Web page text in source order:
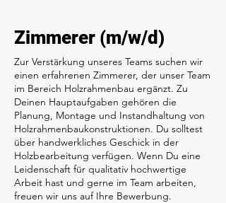
Zimmerer (m/w/d)
Zur Verstärkung unseres Teams suchen wir
einen erfahrenen Zimmerer, der unser Team
im Bereich Holzrahmenbau ergänzt. Zu
Deinen Hauptaufgaben gehören die
Planung, Montage und Instandhaltung von
Holzrahmenbaukonstruktionen. Du solltest
über handwerkliches Geschick in der
Holzbearbeitung verfügen. Wenn Du eine
Leidenschaft für qualitativ hochwertige
Arbeit hast und gerne im Team arbeiten,
freuen wir uns auf Ihre Bewerbung.